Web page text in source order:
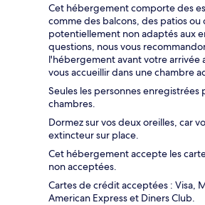
Cet hébergement comporte des
comme des balcons, des patios ou
potentiellement non adaptés aux
questions, nous vous
l'hébergement avant votre arrivée
vous accueillir dans une chambre
Seules les personnes enregistrées
chambres.
Dormez sur vos deux oreilles, car
extincteur sur place.
Cet hébergement accepte les
non acceptées.
Cartes de crédit acceptées : Visa,
American Express et Diners Club.